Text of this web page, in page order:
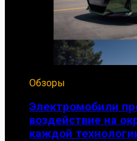
Обзоры
Электромобили
воздействие на
каждой